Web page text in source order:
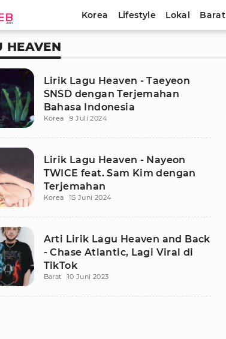
Korea Lifestyle Lokal Barat
HEAVEN
Lirik Lagu Heaven - Taeyeon
SNSD dengan Terjemahan
Bahasa Indonesia
Korea 9 Juli 2024
Lirik Lagu Heaven - Nayeon
TWICE feat. Sam Kim dengan
Terjemahan
Korea 15 Juni 2024
Arti Lirik Lagu Heaven and Back
- Chase Atlantic, Lagi Viral di
TikTok
Barat 10 Juni 2023